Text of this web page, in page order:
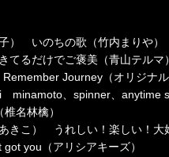
） いのちの歌（竹内まりや）
るだけでご褒美（青山テルマ）
Journey（オリジナル
minamoto、spinner、anytime
名林檎）
きこ） うれしい！楽しい！大
you（アリシアキーズ）